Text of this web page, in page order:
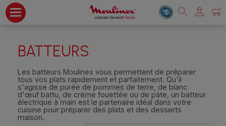
BATTEURS
Les batteurs Moulinex vous permettent de préparer
tous vos plats rapidement et parfaitement. Qu'il
s'agisse de purée de pommes de terre, de blanc
d'œuf battu, de crème fouettée ou de pâte, un batteur
électrique à main est le partenaire idéal dans votre
cuisine pour préparer des plats et des desserts
maison.